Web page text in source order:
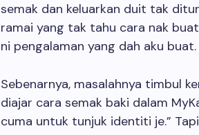
semak dan keluarkan duit tak
ramai yang tak tahu cara nak
ni pengalaman yang dah aku buat.
Sebenarnya, masalahnya timbul
diajar cara semak baki dalam
cuma untuk tunjuk identiti je.”